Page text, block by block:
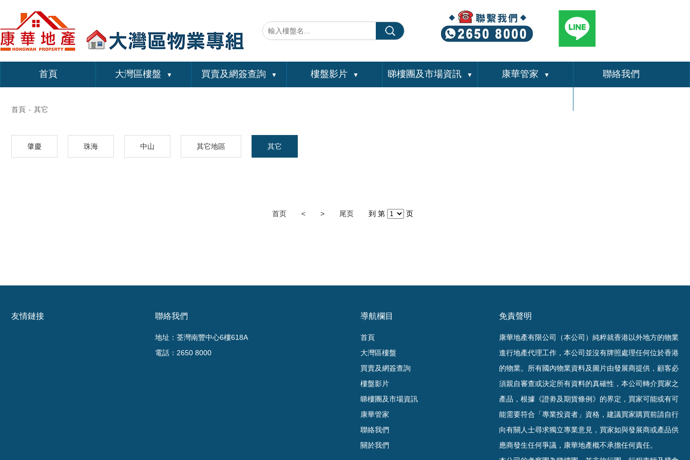
首頁 大灣區樓盤 ▼ 買賣及網簽查詢 ▼ 樓盤影片 ▼ 睇樓團及市場資訊 ▼ 康華管家 ▼ 聯絡我們
首頁 - 其它
肇慶 珠海 中山 其它地區 其它
首页 < > 尾页 到 第 页
友情鏈接 聯絡我們
地址：荃灣南豐中心6樓618A
電話：2650 8000
導航欄目
首頁
大灣區樓盤
買賣及網簽查詢
樓盤影片
睇樓團及市場資訊
康華管家
聯絡我們
關於我們
免責聲明
康華地產有限公司（本公司）純粹就香港以外地方的物業
進行地產代理工作，本公司並沒有牌照處理任何位於香港
的物業。 所有國內物業資料及圖片由發展商提供，顧客必
須親自審查或決定所有資料的真確性 ， 本公司轉介買家之
產品，根據《證劵及期貨條例》的界定，買家可能或有可
能需要符合「專業投資者」資格，建議買家購買前請自行
向有關人士尋求獨立專業意見，買家如與發展商或產品供
應商發生任何爭議，康華地產概不承擔任何責任。